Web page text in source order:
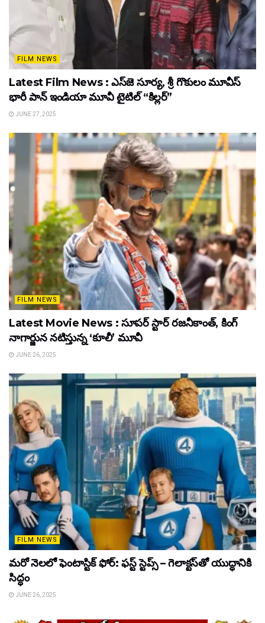
FILM NEWS
Latest Film News : ఎస్‌జె సూర్య, శ్రీ గొకులం మూవీస్‌
భారీ పాన్‌ ఇండియా మూవీ టైటిల్ “కిల్లర్”
JUNE 27, 2025
FILM NEWS
Latest Movie News : సూపర్ స్టార్ రజనీకాంత్, కింగ్
నాగార్జున నటిస్తున్న ‘కూలీ’ మూవీ
JUNE 26, 2025
FILM NEWS
మరో నెలలో ఫెంటాస్టిక్ ఫోర్: ఫస్ట్ స్టెప్స్ – గెలాక్టస్‌తో యుద్ధానికి
సిద్ధం
JUNE 26, 2025